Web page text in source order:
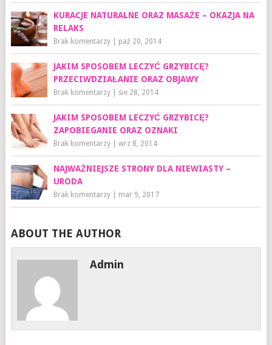
KURACJE NATURALNE ORAZ MASAŻE – OKAZJA NA
RELAKS
Brak komentarzy| paź 20, 2014
JAKIM SPOSOBEM LECZYĆ GRZYBICĘ?
PRZECIWDZIAŁANIE ORAZ OBJAWY
Brak komentarzy| sie 28, 2014
JAKIM SPOSOBEM LECZYĆ GRZYBICĘ?
ZAPOBIEGANIE ORAZ OZNAKI
Brak komentarzy| wrz 8, 2014
NAJWAŻNIEJSZE STRONY DLA NIEWIASTY –
URODA
Brak komentarzy| mar 9, 2017
ABOUT THE AUTHOR
Admin